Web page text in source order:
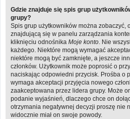
Gdzie znajduje się spis grup
grupy?
Spis grup użytkowników można zobaczyć,
znajdującą się w panelu zarządzania
kliknięciu odnośnika Moje konto . Nie
każdego. Niektóre mogą wymagać
niektóre mogą być zamknięte, a jeszcze
członków. Użytkownik może poprosić o
naciskając odpowiedni przycisk. Prośba o
wymaga akceptacji przyjęcia nowego
zaakceptowana przez lidera grupy. Może
podanie wyjaśnień, dlaczego chce on
otrzymania negatywnej decyzji proszę nie
widocznie miał on swoje powody.